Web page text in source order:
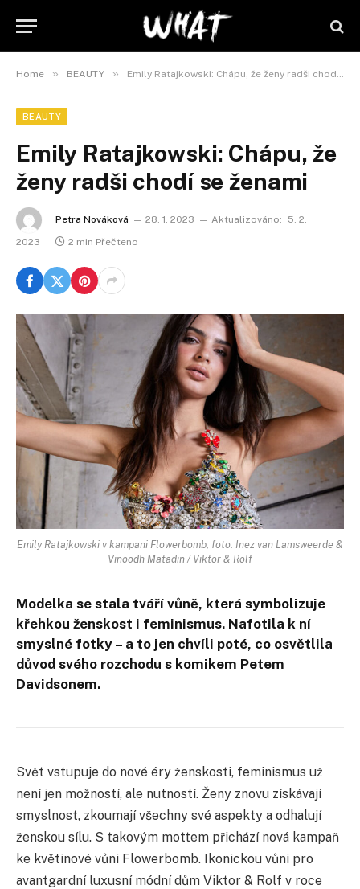
Home » BEAUTY » Emily Ratajkowski: Chápu, že ženy radši chodí se ženami
BEAUTY
Emily Ratajkowski: Chápu, že
ženy radši chodí se ženami
Petra Nováková 28. 1. 2023 Aktualizováno:
5. 2.
2023
2 min Přečteno
Emily Ratajkowski v kampani Flowerbomb, foto: Inez van Lamsweerde &
Vinoodh Matadin / Viktor & Rolf
Modelka se stala tváří vůně, která symbolizuje
křehkou ženskost i feminismus. Nafotila k ní
smyslné fotky – a to jen chvíli poté, co osvětlila
důvod svého rozchodu s komikem Petem
Davidsonem.
Svět vstupuje do nové éry ženskosti, feminismus už
není jen možností, ale nutností. Ženy znovu získávají
smyslnost, zkoumají všechny své aspekty a odhalují
ženskou sílu. S takovým mottem přichází nová kampaň
ke květinové vůni Flowerbomb. Ikonickou vůni pro
avantgardní luxusní módní dům Viktor & Rolf v roce